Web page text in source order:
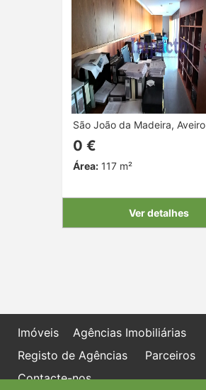
São João da Madeira, Aveiro
0 €
Área:117 m²
Ver detalhes
Imóveis
Agências Imobiliárias
Registo de Agências
Parceiros
Contacte-nos